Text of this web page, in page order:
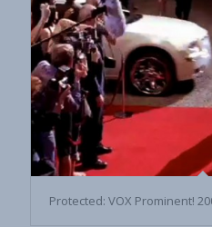
Protected: VOX Prominent!